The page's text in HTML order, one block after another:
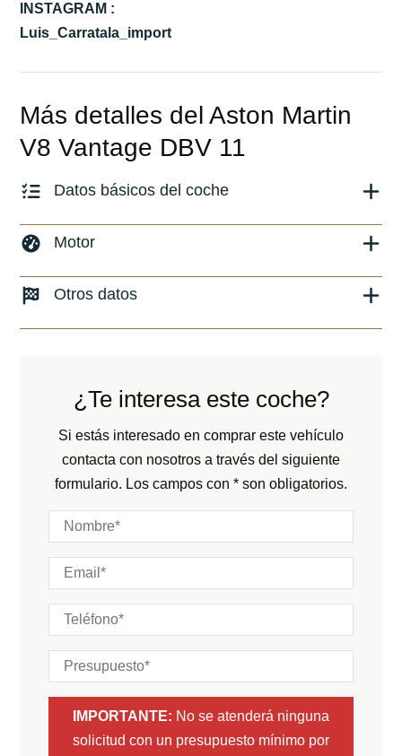
INSTAGRAM :
Luis_Carratala_import
Más detalles del Aston Martin
V8 Vantage DBV 11
Datos básicos del coche
Marca y modelo:
Fecha de matriculación:
Kilómetros:14680KM
Motor
Combustible: Gasolina
Potencia:510 CV
Marchas:
Otros datos
Negro
Color interior:Negro
Carrocería:N/D
Puertas:
Plazas:
¿Te interesa este coche?
Si estás interesado en comprar este vehículo
contacta con nosotros a través del siguiente
formulario. Los campos con * son obligatorios.
IMPORTANTE: No se atenderá ninguna
solicitud con un presupuesto mínimo por